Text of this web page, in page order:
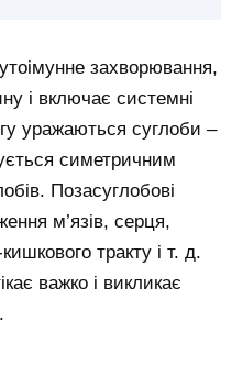
захворювання,
і включає системні
уражаються суглоби –
симетричним
Позасуглобові
м’язів, серця,
тракту і т. д.
важко і викликає